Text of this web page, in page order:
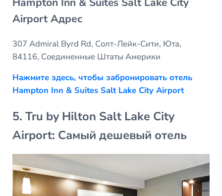
Airport Адрес
307 Admiral Byrd Rd, Солт-Лейк-Сити, Юта,
84116, Соединенные Штаты Америки
Нажмите здесь, чтобы забронировать отель
Hampton Inn & Suites Salt Lake City Airport
5. Tru by Hilton Salt Lake City
Airport: Самый дешевый отель